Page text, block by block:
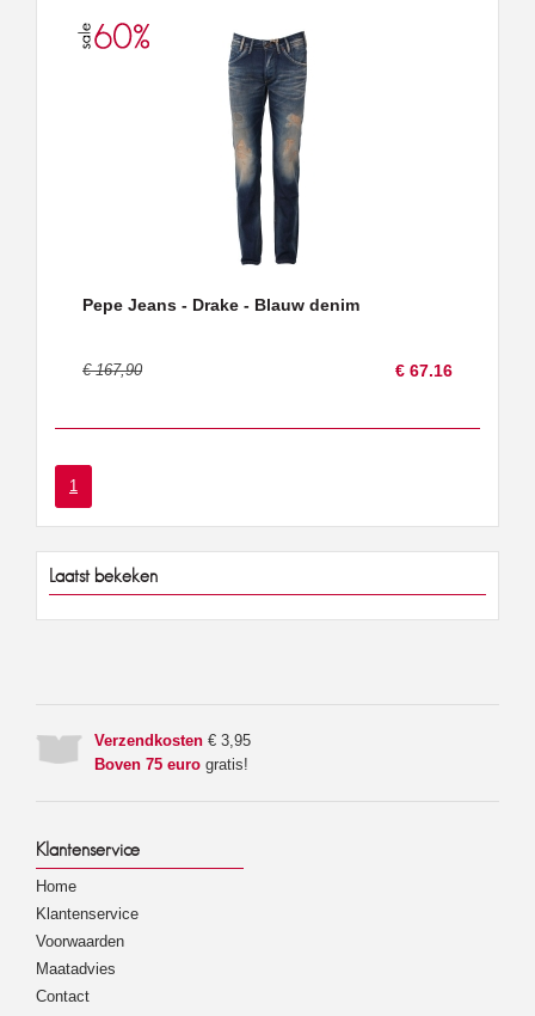
Pepe Jeans - Drake - Blauw denim
€ 167,90 € 67.16
1
Laatst bekeken
Verzendkosten € 3,95
Boven 75 euro gratis!
Klantenservice
Home
Klantenservice
Voorwaarden
Maatadvies
Contact